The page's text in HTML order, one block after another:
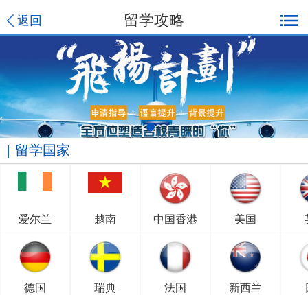
返回 留学攻略
留学国家
爱尔兰 越南 中国香港 美国
德国 瑞典 法国 新西兰